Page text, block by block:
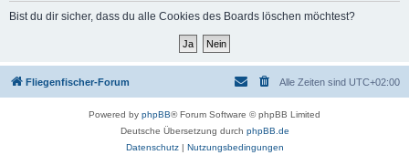
Bist du dir sicher, dass du alle Cookies des Boards löschen möchtest?
Fliegenfischer-Forum Alle Zeiten sind UTC+02:00
Powered by phpBB® Forum Software © phpBB Limited
Deutsche Übersetzung durch phpBB.de
Datenschutz| Nutzungsbedingungen